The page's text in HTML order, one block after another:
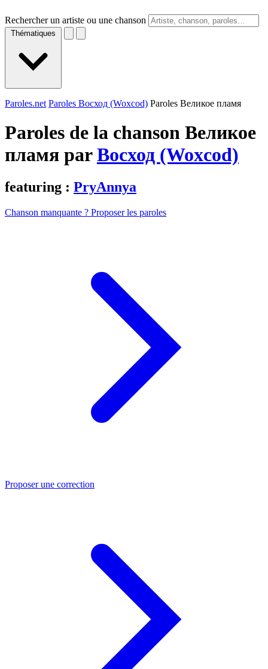
Rechercher un artiste ou une chanson
Thématiques
Paroles.net Paroles Восход (Woxcod) Paroles Вeликоe пламя
Paroles de la chanson Вeликоe
пламя parВосход (Woxcod)
featuring : PryAnnya
Chanson manquante ? Proposer les paroles
Proposer une correction